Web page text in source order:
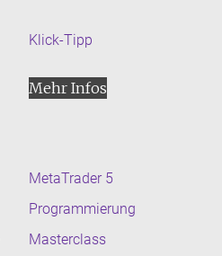
Klick-Tipp
Mehr Infos
MetaTrader 5
Programmierung
Masterclass